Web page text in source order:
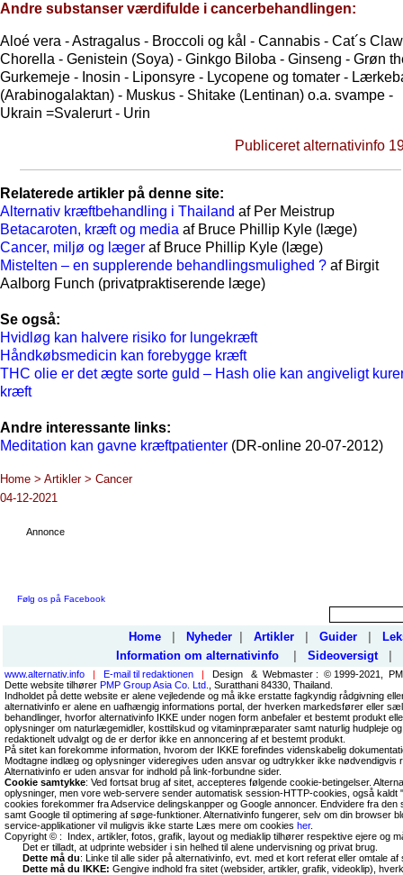
Andre substanser værdifulde i cancerbehandlingen:
Aloé vera - Astragalus - Broccoli og kål - Cannabis - Cat´s
Chorella - Genistein (Soya) - Ginkgo Biloba - Ginseng - Grøn
Gurkemeje - Inosin - Liponsyre - Lycopene og tomater -
(Arabinogalaktan) - Muskus - Shitake (Lentinan) o.a. svampe -
Ukrain =Svalerurt - Urin
Publiceret alternativinfo
Relaterede artikler på denne site:
Alternativ kræftbehandling i Thailand af Per Meistrup
Betacaroten, kræft og media af Bruce Phillip Kyle (læge)
Cancer, miljø og læger af Bruce Phillip Kyle (læge)
Mistelten – en supplerende behandlingsmulighed ? af Birgit
Aalborg Funch (privatpraktiserende læge)
Se også:
Hvidløg kan halvere risiko for lungekræft
Håndkøbsmedicin kan forebygge kræft
THC olie er det ægte sorte guld – Hash olie kan angiveligt
kræft
Andre interessante links:
Meditation kan gavne kræftpatienter (DR-online 20-07-2012)
Home > Artikler > Cancer
04-12-2021
Annonce
Følg os på Facebook
Home Nyheder Artikler Guider
Information om alternativinfo
Sideoversigt
www.alternativ.info | E-mail til redaktionen | Design & Webmaster : © 1999-2021,
Dette website tilhører PMP Group Asia Co. Ltd.
, Suratthani 84330, Thailand.
Indholdet på dette website er alene vejledende og må ikke erstatte fagkyndig rådgivning
alternativinfo er alene en uafhængig informations portal, der hverken markedsfører eller
behandlinger, hvorfor alternativinfo IKKE under nogen form anbefaler et bestemt produkt
oplysninger om naturlægemidler, kosttilskud og vitaminpræparater samt naturlig hudpleje
redaktionelt udvalgt og de er derfor ikke en annoncering af et bestemt produkt.
På sitet kan forekomme information, hvorom der IKKE forefindes videnskabelig
Modtagne indlæg og oplysninger videregives uden ansvar og udtrykker ikke nødvendigvis
Alternativinfo er uden ansvar for indhold på link-forbundne sider.
Cookie samtykke: Ved fortsat brug af sitet, accepteres følgende cookie-betingelser.
oplysninger, men vore web-servere sender automatisk session-HTTP-cookies, også kaldt
cookies forekommer fra Adservice delingskanpper og Google annoncer. Endvidere fra den
samt Google til optimering af søge-funktioner. Alternativinfo fungerer, selv om din browser
service-applikationer vil muligvis ikke starte Læs mere om cookies her.
Copyright © : Index, artikler, fotos, grafik, layout og mediaklip tilhører respektive ejere og
Det er tilladt, at udprinte websider i sin helhed til alene undervisning og privat brug.
Dette må du: Linke til alle sider på alternativinfo, evt. med et kort referat eller omtale af
Dette må du IKKE: Gengive indhold fra sitet (websider, artikler, grafik, videoklip),